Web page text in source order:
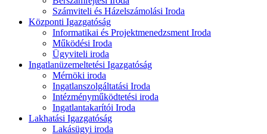
Számviteli és Házelszámolási Iroda
Központi Igazgatóság
Informatikai és Projektmenedzsment Iroda
Működési Iroda
Ügyviteli iroda
Ingatlanüzemeltetési Igazgatóság
Mérnöki iroda
Ingatlanszolgáltatási Iroda
Intézményműködtetési iroda
Ingatlantakarítói Iroda
Lakhatási Igazgatóság
Lakásügyi iroda